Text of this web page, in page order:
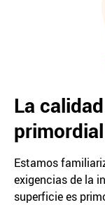
La
primordial
Estamos
exigencias de la
superficie es